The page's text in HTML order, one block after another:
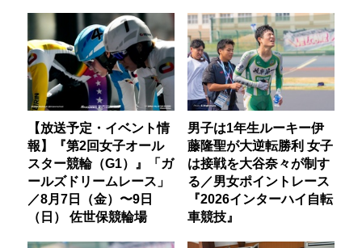
【放送予定・イベント情
報】『第2回女子オール
スター競輪（G1）』「ガ
ールズドリームレース」
／8月7日（金）〜9日
（日） 佐世保競輪場
男子は1年生ルーキー伊
藤隆聖が大逆転勝利 女子
は接戦を大谷奈々が制す
る／男女ポイントレース
『2026インターハイ自転
車競技』